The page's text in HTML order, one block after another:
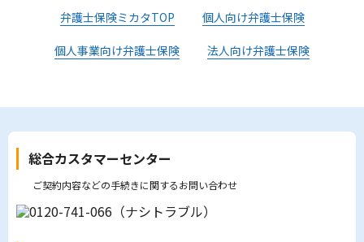
弁護士保険ミカタTOP 個人向け弁護士保険
個人事業向け弁護士保険 法人向け弁護士保険
総合カスタマーセンター
ご契約内容などの手続きに関するお問い合わせ